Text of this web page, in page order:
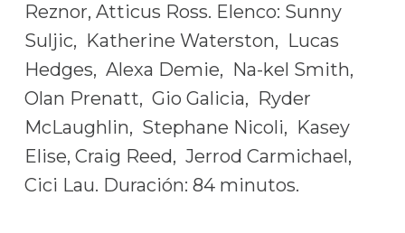
Reznor, Atticus Ross. Elenco: Sunny
Suljic, Katherine Waterston, Lucas
Hedges, Alexa Demie, Na-kel Smith,
Olan Prenatt, Gio Galicia, Ryder
McLaughlin, Stephane Nicoli, Kasey
Elise, Craig Reed, Jerrod Carmichael,
Cici Lau. Duración: 84 minutos.